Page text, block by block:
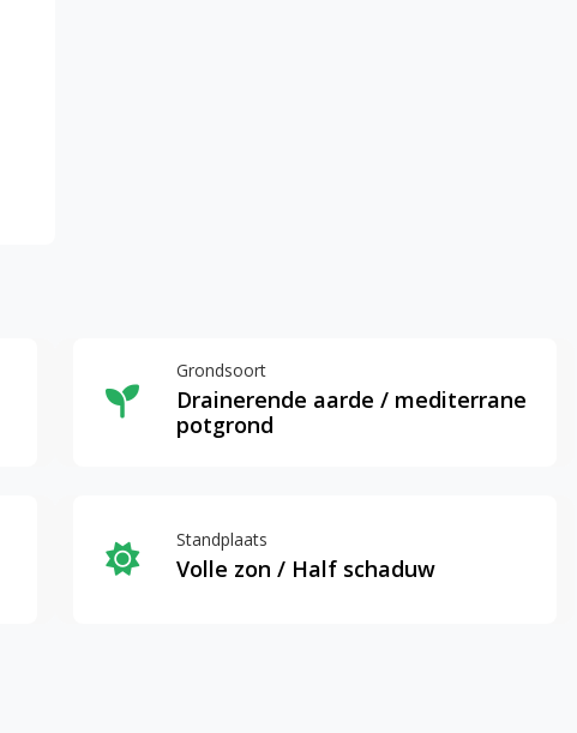
Grondsoort
Drainerende aarde / mediterrane
potgrond
Standplaats
Volle zon / Half schaduw